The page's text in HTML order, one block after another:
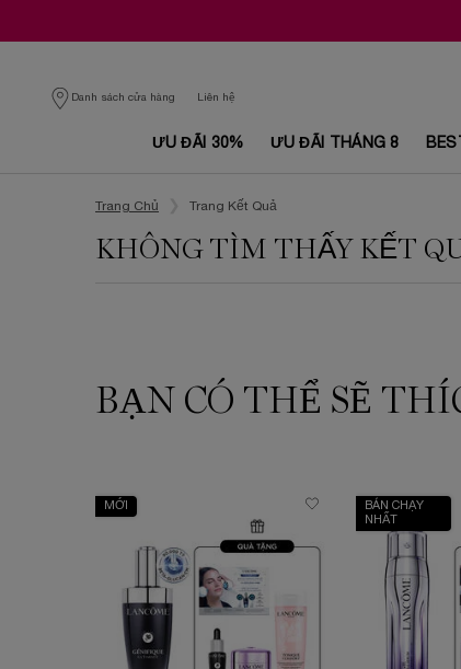
Danh sách cửa hàng
Liên hệ
ƯU ĐÃI 30% ƯU ĐÃI THÁNG 8
Trang Chủ
Trang Kết Quả
KHÔNG TÌM THẤY KẾT
BẠN CÓ THỂ SẼ
MỚI
BÁN CHẠY
NHẤT